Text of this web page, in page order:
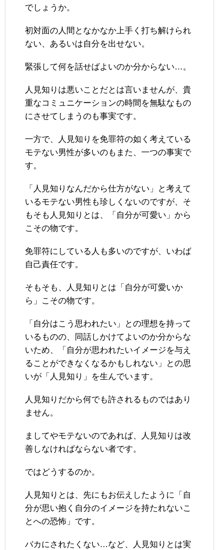
でしょうか。
初対面の人間となかなか上手く打ち解けられ
ない、あるいは自分を出せない。
緊張して何を話せばよいのか分からない…。
人見知りは悪いことだとは言いませんが、貴
重なコミュニケーションの時間を無駄なもの
にさせてしまうのも事実です。
一方で、人見知りを免罪符の如く考えている
モテない男性が多いのもまた、一つの事実で
す。
「人見知りなんだから仕方がない」と考えて
いるモテない男性も珍しくないのですが、そ
もそも人見知りとは、「自分が可愛い」から
こその物です。
免罪符にしている人も多いのですが、いわば
自己責任です。
そもそも、人見知りとは「自分が可愛いか
ら」こその物です。
「自分はこう思われたい」との理想を持って
いるものの、同話しかけてよいのか分からな
いため、「自分が思われたいイメージを与え
ることができなくなるかもしれない」との思
いが「人見知り」を生んでいます。
人見知りだから何でも許されるものではあり
ません。
ましてやモテないのであれば、人見知りは改
善しなければならない者です。
ではどうするのか。
人見知りとは、先にもお伝えしたように「自
分が思い抱く自分のイメージを持たれないこ
とへの恐怖」です。
バカにされたくない…など、人見知りとは実